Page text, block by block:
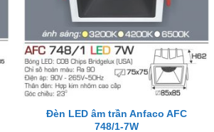
+
Đèn LED âm trần Anfaco AFC
748/1-7W